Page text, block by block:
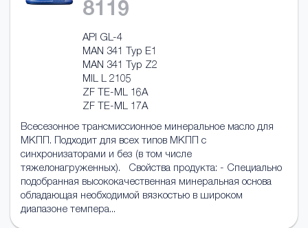
8119
API GL-4
MAN 341 Typ E1
MAN 341 Typ Z2
MIL L 2105
ZF TE-ML 16A
ZF TE-ML 17A
Всесезонное трансмисcионное минеральное масло для
МКПП. Подходит для всех типов МКПП с
синхронизаторами и без (в том числе
тяжелонагруженных). Свойства продукта: - Специально
подобранная высококачественная минеральная основа
обладающая необходимой вязкостью в широком
диапазоне темпера...